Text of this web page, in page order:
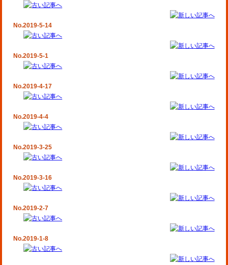
No.2019-5-14
No.2019-5-1
No.2019-4-17
No.2019-4-4
No.2019-3-25
No.2019-3-16
No.2019-2-7
No.2019-1-8